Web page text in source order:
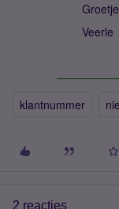
Veerle
klantnummer
2 reacties